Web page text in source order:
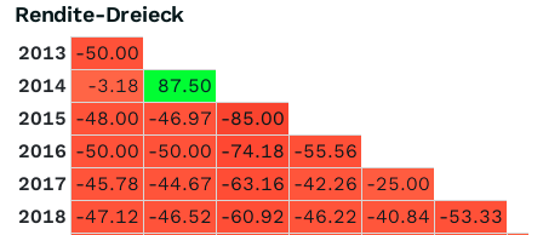
Rendite-Dreieck
2013 -50.00
2014
-3.18
87.50
2015 -48.00 -46.97 -85.00
2016 -50.00 -50.00 -74.18 -55.56
2017 -45.78 -44.67 -63.16 -42.26 -25.00
2018 -47.12 -46.52 -60.92 -46.22 -40.84 -53.33